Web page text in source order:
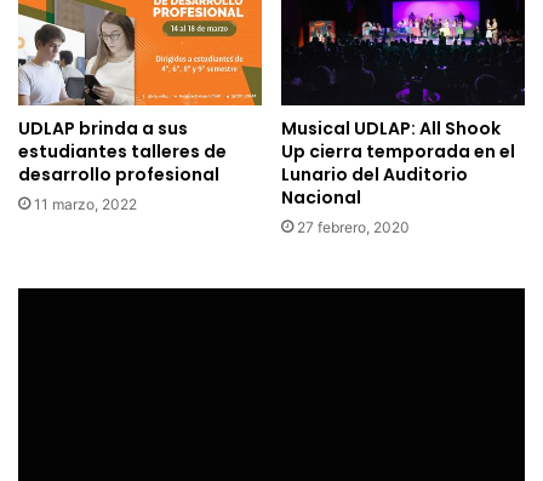
UDLAP brinda a sus
estudiantes talleres de
desarrollo profesional
11 marzo, 2022
Musical UDLAP: All Shook
Up cierra temporada en el
Lunario del Auditorio
Nacional
27 febrero, 2020